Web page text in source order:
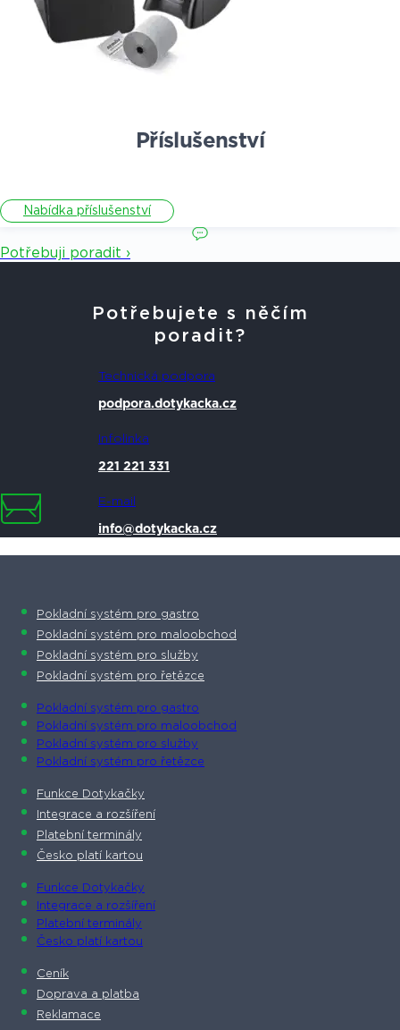
Příslušenství
Nabídka příslušenství
Potřebuji poradit ›
Potřebujete s něčím
poradit?
Technická podpora
podpora.dotykacka.cz
Infolinka
221 221 331
E-mail
info@dotykacka.cz
Pokladní systém pro gastro
Pokladní systém pro maloobchod
Pokladní systém pro služby
Pokladní systém pro řetězce
Pokladní systém pro gastro
Pokladní systém pro maloobchod
Pokladní systém pro služby
Pokladní systém pro řetězce
Funkce Dotykačky
Integrace a rozšíření
Platební terminály
Česko platí kartou
Funkce Dotykačky
Integrace a rozšíření
Platební terminály
Česko platí kartou
Ceník
Doprava a platba
Reklamace